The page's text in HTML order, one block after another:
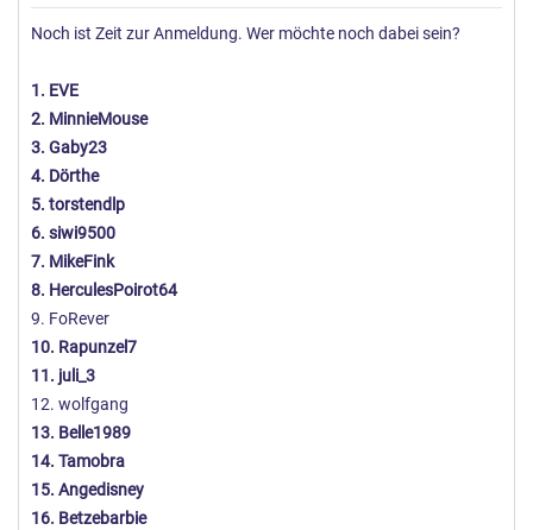
Noch ist Zeit zur Anmeldung. Wer möchte noch dabei sein?
1. EVE
2. MinnieMouse
3. Gaby23
4. Dörthe
5. torstendlp
6. siwi9500
7. MikeFink
8. HerculesPoirot64
9. FoRever
10. Rapunzel7
11. juli_3
12. wolfgang
13. Belle1989
14. Tamobra
15. Angedisney
16. Betzebarbie